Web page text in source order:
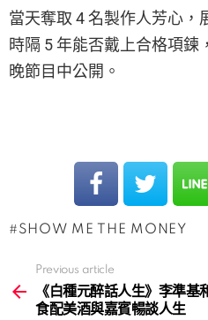
當天奪取 4 名製作人芳心，
時隔 5 年能否戴上合格項鍊
晚節目中公開。
SHOW ME THE MONEY
more
Previous article
《白種元醉話人生》李準
食配美酒與嘉賓暢談人生